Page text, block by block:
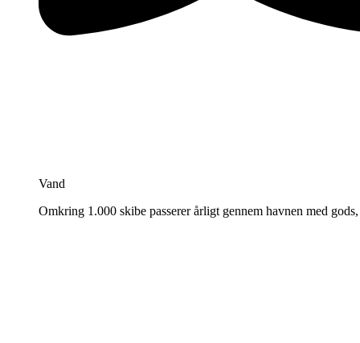
Vand
Omkring 1.000 skibe passerer årligt gennem havnen med